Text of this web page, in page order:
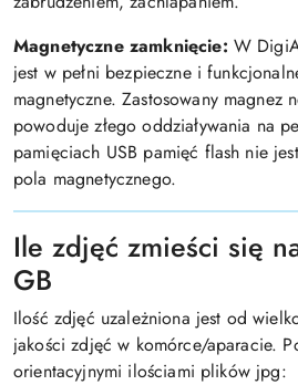
Magnetyczne zamknięcie: W
jest w pełni bezpieczne i
magnetyczne. Zastosowany magnez
powoduje złego oddziaływania na
pamięciach USB pamięć flash nie
pola magnetycznego.
Ile zdjęć zmieści się
GB
Ilość zdjęć uzależniona jest od
jakości zdjęć w komórce/aparacie.
orientacyjnymi ilościami plików jpg: